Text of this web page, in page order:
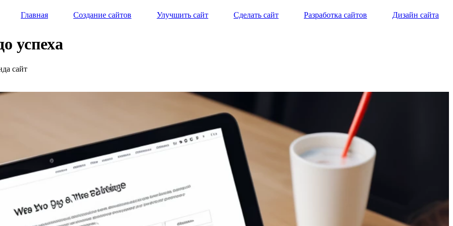
Главная Создание сайтов Улучшить сайт Сделать сайт Разработка сайтов Дизайн сайта
успеха
сайт